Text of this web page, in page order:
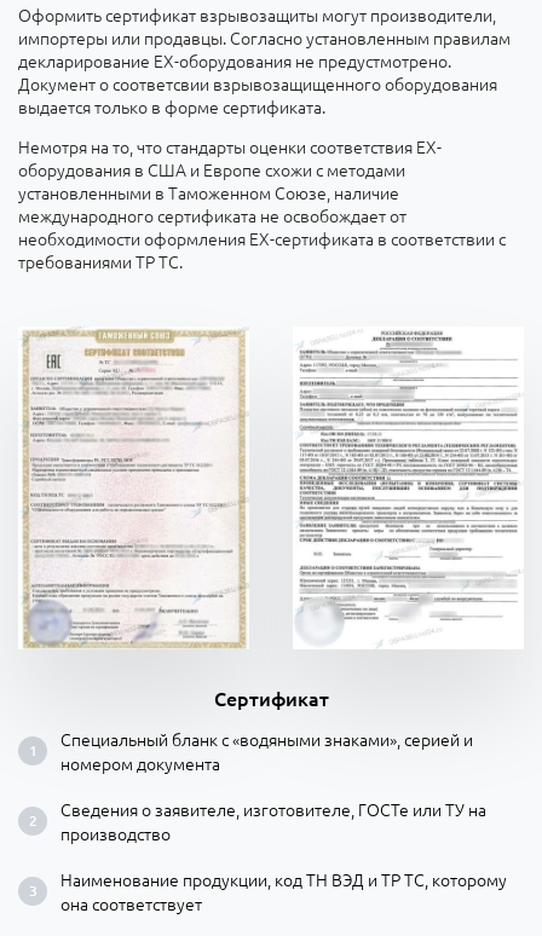
Оформить сертификат взрывозащиты могут производители,
импортеры или продавцы. Согласно установленным правилам
декларирование ЕХ-оборудования не предустмотрено.
Документ о соответсвии взрывозащищенного оборудования
выдается только в форме сертификата.
Немотря на то, что стандарты оценки соответствия ЕХ-
оборудования в США и Европе схожи с методами
установленными в Таможенном Союзе, наличие
международного сертификата не освобождает от
необходимости оформления ЕХ-сертификата в соответствии с
требованиями ТР ТС.
Сертификат
Специальный бланк с «водяными знаками», серией и
номером документа
Сведения о заявителе, изготовителе, ГОСТе или ТУ на
производство
Наименование продукции, код ТН ВЭД и ТР ТС, которому
она соответствует